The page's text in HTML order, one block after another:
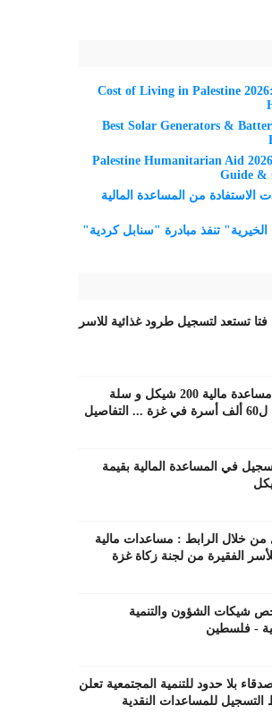
Cost of Living in Palestine
Best Solar Generators &
Palestine Humanitarian Aid
Guide &
الاستفادة من المساعدة المالية
تنفذ مبادرة "سنابل كردية"
تستعد لتسجيل طرود غذائية للاسر
دحلان : مساعدة مالية 200 شيكل و سلة
في المساعدة المالية بقيمة
من خلال الرابط : مساعدات مالية
الفقيرة من لجنة زكاة غزة
شيكات الشؤون والتنمية
- فلسطين
بلا حدود للتنمية المجتمعية تعلن
للمساعدات النقدية